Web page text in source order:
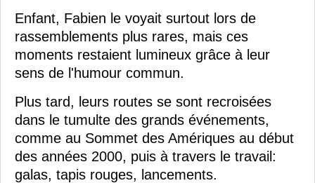
Enfant, Fabien le voyait surtout lors de
rassemblements plus rares, mais ces
moments restaient lumineux grâce à leur
sens de l'humour commun.
Plus tard, leurs routes se sont recroisées
dans le tumulte des grands événements,
comme au Sommet des Amériques au début
des années 2000, puis à travers le travail:
galas, tapis rouges, lancements.